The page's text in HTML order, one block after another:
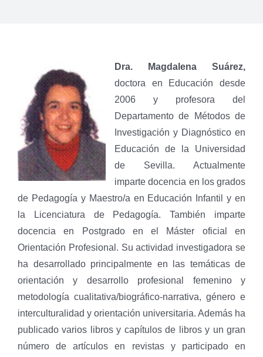
Dra. Magdalena Suárez,
doctora en Educación desde
2006 y profesora del
Departamento de Métodos de
Investigación y Diagnóstico en
Educación de la Universidad
de Sevilla. Actualmente
imparte docencia en los grados
de Pedagogía y Maestro/a en Educación Infantil y en
la Licenciatura de Pedagogía. También imparte
docencia en Postgrado en el Máster oficial en
Orientación Profesional. Su actividad investigadora se
ha desarrollado principalmente en las temáticas de
orientación y desarrollo profesional femenino y
metodología cualitativa/biográfico-narrativa, género e
interculturalidad y orientación universitaria. Además ha
publicado varios libros y capítulos de libros y un gran
número de artículos en revistas y participado en